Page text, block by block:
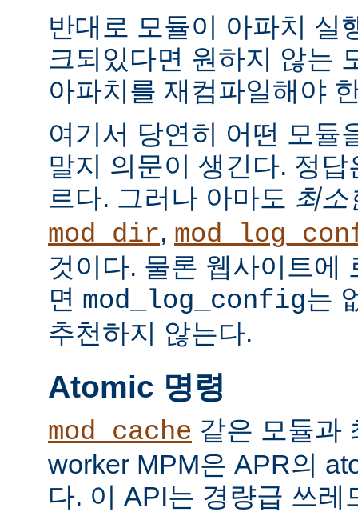
반대로 모듈이 아파치 실
크되있다면 원하지 않는
아파치를 재컴파일해야
여기서 당연히 어떤 모듈
말지 의문이 생긴다. 정
르다. 그러나 아마도 최소
mod_dir,
것이다. 물론 웹사이트에
면 mod_log_config는
추천하지 않는다.
Atomic 명령
mod_cache 같은 모듈과
worker MPM은 APR의
다. 이 API는 경량급 쓰레